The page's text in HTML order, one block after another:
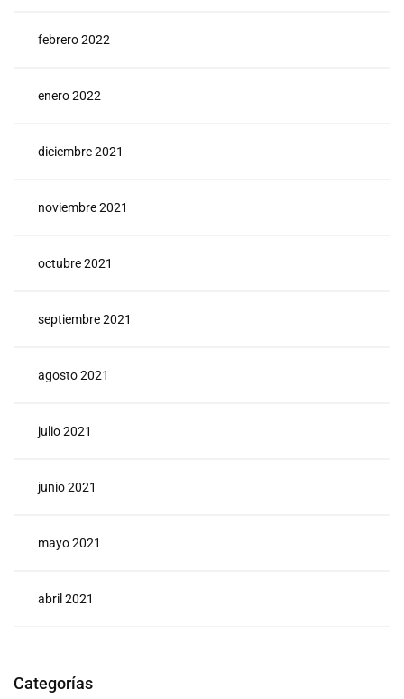
febrero 2022
enero 2022
diciembre 2021
noviembre 2021
octubre 2021
septiembre 2021
agosto 2021
julio 2021
junio 2021
mayo 2021
abril 2021
Categorías